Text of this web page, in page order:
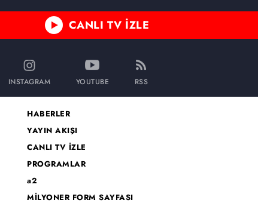
CANLI TV İZLE
INSTAGRAM YOUTUBE RSS
HABERLER
YAYIN AKIŞI
CANLI TV İZLE
PROGRAMLAR
a2
MİLYONER FORM SAYFASI